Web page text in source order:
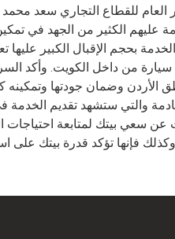
للقطاع التجاري سعد
3 آلاف طالب حالياً، حيث توفر هذه
بحجم الإقبال الكبير
سيارة من داخل الكويت. وأكد
وضمان جودتها وتمكينه
والتي ستشهد تقديم
سعي بيتك لمتابعة احتياجات